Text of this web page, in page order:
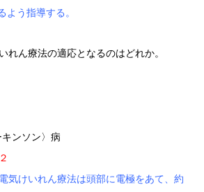
よう指導する。
ん療法の適応となるのはどれか。
ンソン〉病
けいれん療法は頭部に電極をあて、約